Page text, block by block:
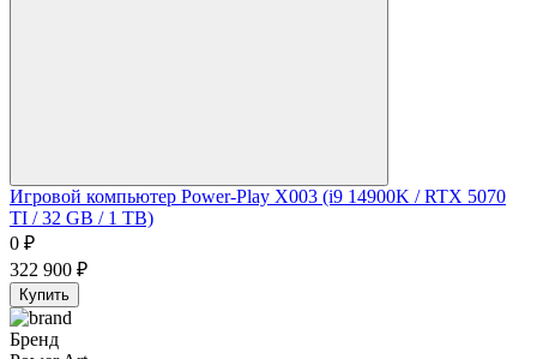
Игровой компьютер Power-Play X003 (i9 14900K / RTX 5070
TI / 32 GB / 1 TB)
0 ₽
322 900 ₽
Купить
Бренд